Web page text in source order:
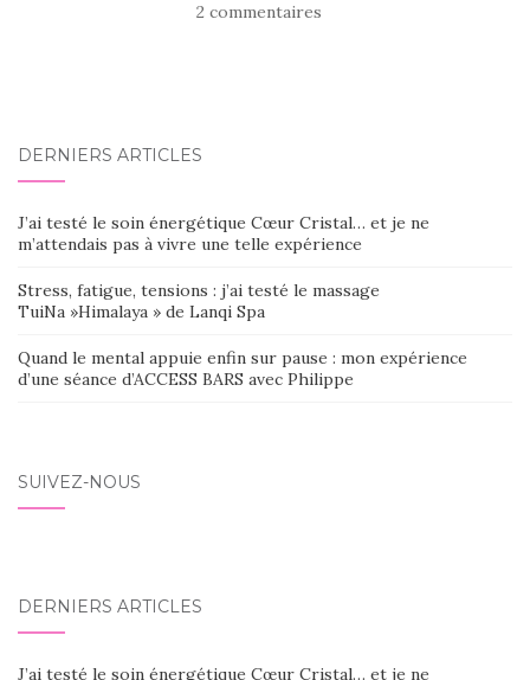
2 commentaires
DERNIERS ARTICLES
J’ai testé le soin énergétique Cœur Cristal… et je ne
m’attendais pas à vivre une telle expérience
Stress, fatigue, tensions : j’ai testé le massage
TuiNa »Himalaya » de Lanqi Spa
Quand le mental appuie enfin sur pause : mon expérience
d’une séance d’ACCESS BARS avec Philippe
SUIVEZ-NOUS
DERNIERS ARTICLES
J’ai testé le soin énergétique Cœur Cristal… et je ne